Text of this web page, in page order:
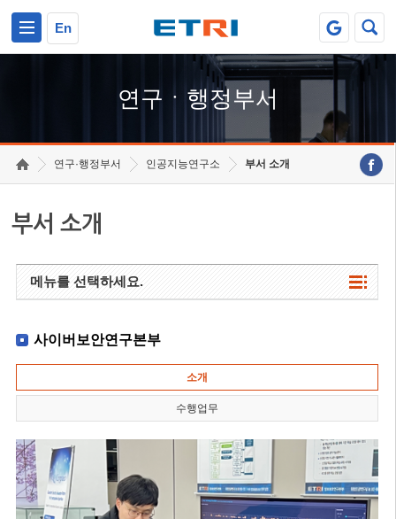
En
연구ㆍ행정부서
연구·행정부서 인공지능연구소 부서 소개
부서 소개
메뉴를 선택하세요.
사이버보안연구본부
소개
수행업무